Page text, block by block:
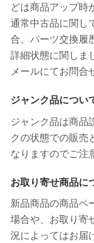
どは商品アップ時
通常中古品に関し
合、パーツ交換履
詳細状態に関しま
メールにてお問合
ジャンク品につい
ジャンク品は商品
クの状態での販売
なりますのでご注
お取り寄せ商品に
新品商品の商品ペ
場合や、お取り寄
況によってはお届